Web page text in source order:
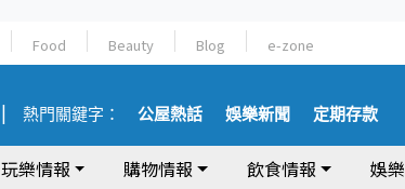
Food Beauty Blog e-zone
熱門關鍵字： 公屋熱話 娛樂新聞 定期存款
玩樂情報 購物情報 飲食情報 娛樂